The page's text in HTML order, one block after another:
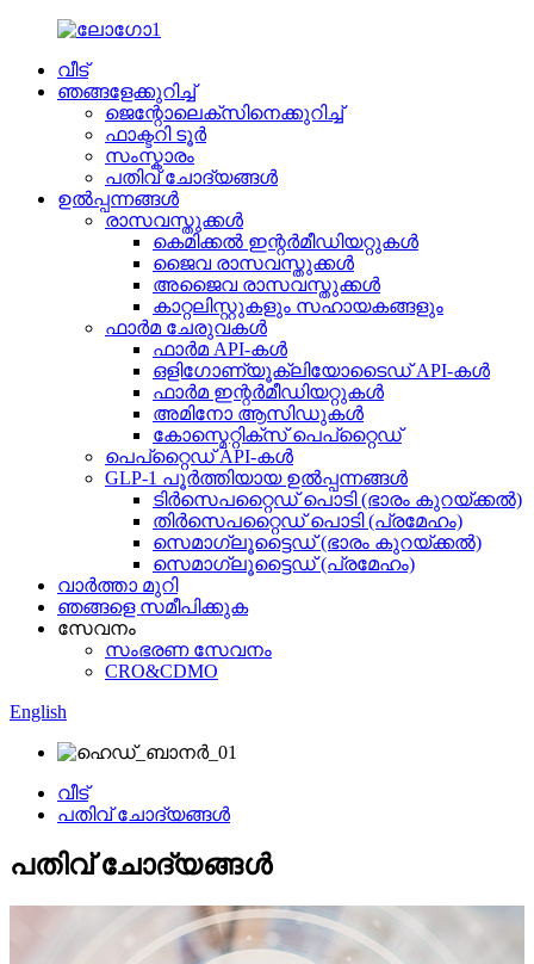
വീട്
ഞങ്ങളേക്കുറിച്ച്
ജെന്റോലെക്സിനെക്കുറിച്ച്
ഫാക്ടറി ടൂർ
സംസ്കാരം
പതിവ് ചോദ്യങ്ങൾ
ഉൽപ്പന്നങ്ങൾ
രാസവസ്തുക്കൾ
കെമിക്കൽ ഇന്റർമീഡിയറ്റുകൾ
ജൈവ രാസവസ്തുക്കൾ
അജൈവ രാസവസ്തുക്കൾ
കാറ്റലിസ്റ്റുകളും സഹായകങ്ങളും
ഫാർമ ചേരുവകൾ
ഫാർമ API-കൾ
ഒളിഗോണ്യൂക്ലിയോടൈഡ് API-കൾ
ഫാർമ ഇന്റർമീഡിയറ്റുകൾ
അമിനോ ആസിഡുകൾ
കോസ്മെറ്റിക്സ് പെപ്റ്റൈഡ്
പെപ്റ്റൈഡ് API-കൾ
GLP-1 പൂർത്തിയായ ഉൽപ്പന്നങ്ങൾ
ടിർസെപറ്റൈഡ് പൊടി (ഭാരം കുറയ്ക്കൽ)
തിർസെപറ്റൈഡ് പൊടി (പ്രമേഹം)
സെമാഗ്ലൂട്ടൈഡ് (ഭാരം കുറയ്ക്കൽ)
സെമാഗ്ലൂട്ടൈഡ് (പ്രമേഹം)
വാർത്താ മുറി
ഞങ്ങളെ സമീപിക്കുക
സേവനം
സംഭരണ ​​സേവനം
CRO&CDMO
English
വീട്
പതിവ് ചോദ്യങ്ങൾ
പതിവ് ചോദ്യങ്ങൾ